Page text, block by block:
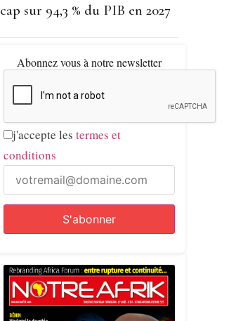
cap sur 94,3 % du PIB en 2027
Abonnez vous à notre newsletter
j'accepte les termes et
conditions